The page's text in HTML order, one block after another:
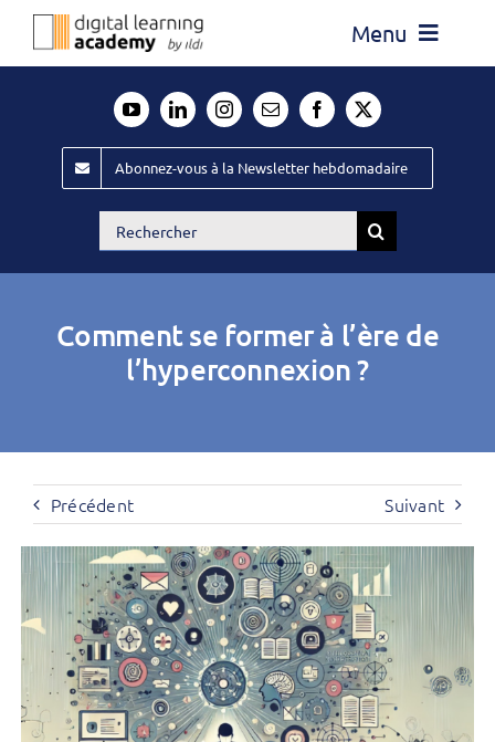
Passer
Menu
Évènements ILDI
Offres d’emploi
Publiez
Abonnez-vous à la Newsletter hebdomadaire
Rechercher:
Comment se former à l’ère de
l’hyperconnexion ?
Précédent Suivant